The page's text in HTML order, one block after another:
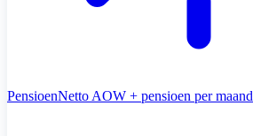
PensioenNetto AOW + pensioen per maand